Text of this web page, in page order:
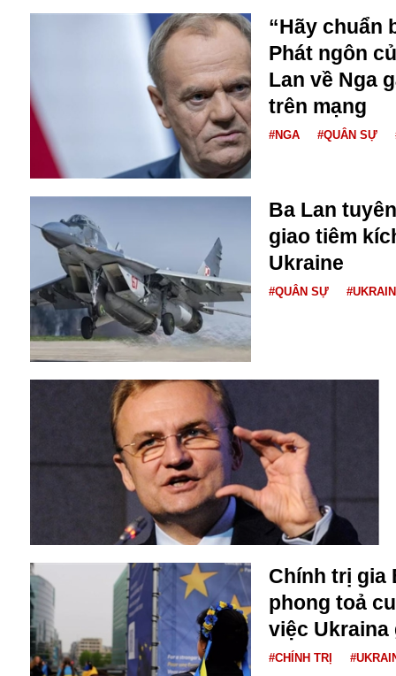
An ninh
Anh
Australia
Amazon
Army Games
Angela Merkel
“Hãy chuẩn
Phát ngôn
Lan về Nga
trên mạng
#NGA #QUÂN SỰ
Ba Lan
giao tiêm
Ukraine
#QUÂN SỰ
Chính trị gia
phong toả
việc Ukraina
#CHÍNH TRỊ